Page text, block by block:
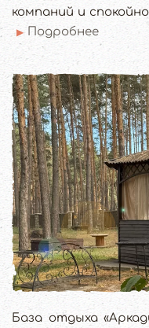
компаний и
Подробнее
База отдыха